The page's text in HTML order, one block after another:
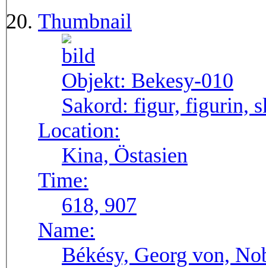
Thumbnail
Objekt: Bekesy-010
Sakord: figur, figurin,
Location:
Kina, Östasien
Time:
618, 907
Name:
Békésy, Georg von,